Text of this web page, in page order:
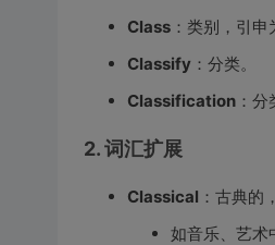
Class：类别，引申
Classify：分类。
Classification：分
2. 词汇扩展
Classical ：古典的
如音乐、艺术